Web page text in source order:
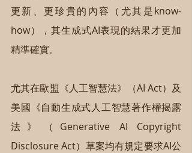
更新、更珍貴的內容（尤其是know-
how），其生成式AI表現的結果才更加
精準確實。
尤其在歐盟《人工智慧法》（AI Act）及
美國《自動生成式人工智慧著作權揭露
法》（Generative AI Copyright
Disclosure Act）草案均有規定要求AI公